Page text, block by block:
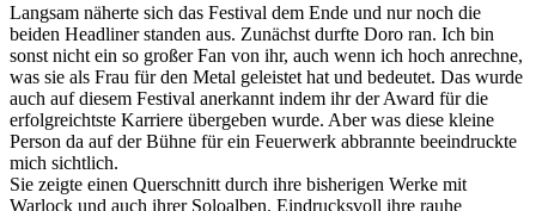
Langsam näherte sich das Festival dem Ende und nur noch die
beiden Headliner standen aus. Zunächst durfte Doro ran. Ich bin
sonst nicht ein so großer Fan von ihr, auch wenn ich hoch anrechne,
was sie als Frau für den Metal geleistet hat und bedeutet. Das wurde
auch auf diesem Festival anerkannt indem ihr der Award für die
erfolgreichtste Karriere übergeben wurde. Aber was diese kleine
Person da auf der Bühne für ein Feuerwerk abbrannte beeindruckte
mich sichtlich.
Sie zeigte einen Querschnitt durch ihre bisherigen Werke mit
Warlock und auch ihrer Soloalben. Eindrucksvoll ihre rauhe